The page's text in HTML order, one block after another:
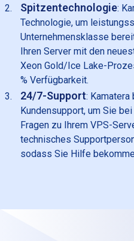
Spitzentechnologie:
Technologie, um
Unternehmensklasse
Ihren Server mit den
Xeon Gold/Ice Lake-
% Verfügbarkeit.
24/7-Support:
Kundensupport, um Sie
Fragen zu Ihrem VPS-
technisches
sodass Sie Hilfe